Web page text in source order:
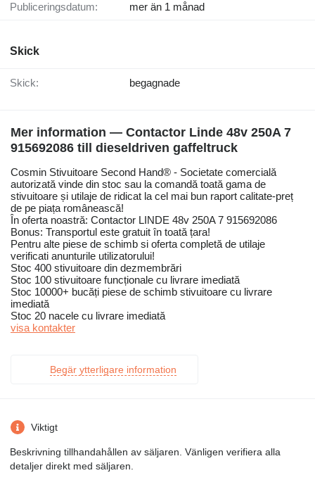
Publiceringsdatum: mer än 1 månad
Skick
Skick: begagnade
Mer information — Contactor Linde 48v 250A 7
915692086 till dieseldriven gaffeltruck
Cosmin Stivuitoare Second Hand® - Societate comercială
autorizată vinde din stoc sau la comandă toată gama de
stivuitoare și utilaje de ridicat la cel mai bun raport calitate-preț
de pe piața românească!
În oferta noastră: Contactor LINDE 48v 250A 7 915692086
Bonus: Transportul este gratuit în toată țara!
Pentru alte piese de schimb si oferta completă de utilaje
verificati anunturile utilizatorului!
Stoc 400 stivuitoare din dezmembrări
Stoc 100 stivuitoare funcționale cu livrare imediată
Stoc 10000+ bucăți piese de schimb stivuitoare cu livrare
imediată
Stoc 20 nacele cu livrare imediată
visa kontakter
Begär ytterligare information
Viktigt
Beskrivning tillhandahållen av säljaren. Vänligen verifiera alla
detaljer direkt med säljaren.